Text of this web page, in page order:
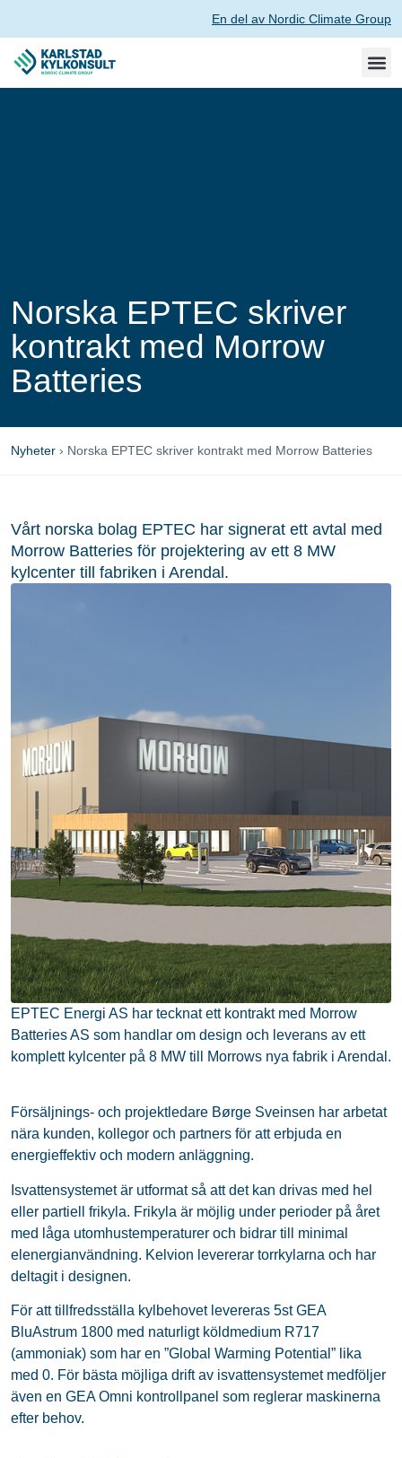
En del av Nordic Climate Group
Norska EPTEC skriver
kontrakt med Morrow
Batteries
Nyheter › Norska EPTEC skriver kontrakt med Morrow Batteries
Vårt norska bolag EPTEC har signerat ett avtal med
Morrow Batteries för projektering av ett 8 MW
kylcenter till fabriken i Arendal.
EPTEC Energi AS har tecknat ett kontrakt med Morrow
Batteries AS som handlar om design och leverans av ett
komplett kylcenter på 8 MW till Morrows nya fabrik i Arendal.
Försäljnings- och projektledare Børge Sveinsen har arbetat
nära kunden, kollegor och partners för att erbjuda en
energieffektiv och modern anläggning.
Isvattensystemet är utformat så att det kan drivas med hel
eller partiell frikyla. Frikyla är möjlig under perioder på året
med låga utomhustemperaturer och bidrar till minimal
elenergianvändning. Kelvion levererar torrkylarna och har
deltagit i designen.
För att tillfredsställa kylbehovet levereras 5st GEA
BluAstrum 1800 med naturligt köldmedium R717
(ammoniak) som har en ”Global Warming Potential” lika
med 0. För bästa möjliga drift av isvattensystemet medföljer
även en GEA Omni kontrollpanel som reglerar maskinerna
efter behov.